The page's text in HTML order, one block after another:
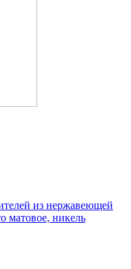
из нержавеющей
матовое, никель